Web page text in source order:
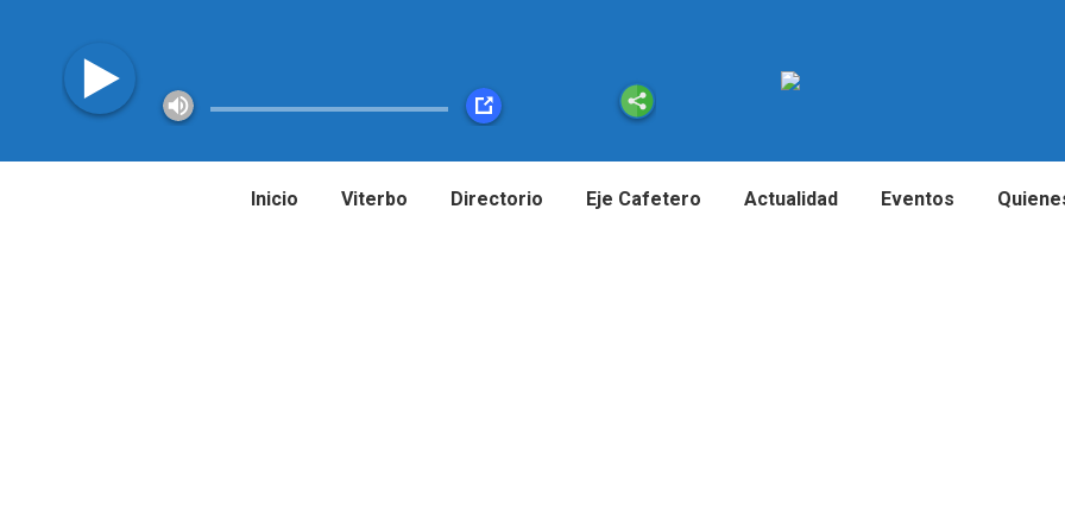
Inicio Viterbo Directorio Eje Cafetero Actualidad Eventos